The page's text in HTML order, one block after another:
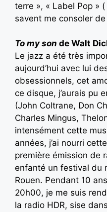
terre », « Label Pop »
savent me consoler
To my son de Walt
Le jazz a été très
aujourd’hui avec lui
obsessionnels, cet
ce disque, j’aurais pu
(John Coltrane, Don
Charles Mingus,
intensément cette
années, j’ai nourri
première émission de
enfanté un festival du
Rouen. Pendant 10
20h00, je me suis
la radio HDR, sise